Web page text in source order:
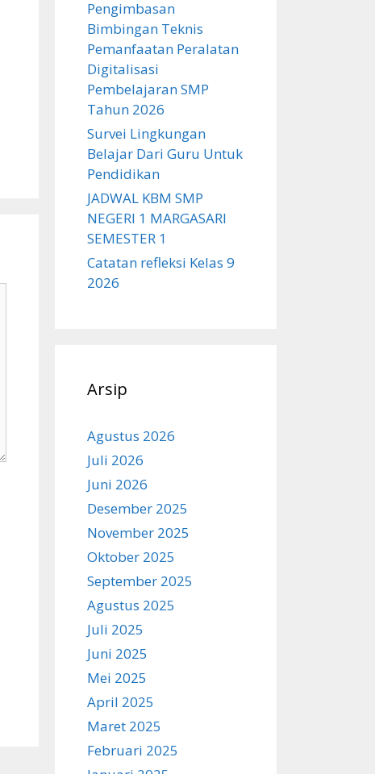
Pengimbasan
Bimbingan Teknis
Pemanfaatan Peralatan
Digitalisasi
Pembelajaran SMP
Tahun 2026
Survei Lingkungan
Belajar Dari Guru Untuk
Pendidikan
JADWAL KBM SMP
NEGERI 1 MARGASARI
SEMESTER 1
Catatan refleksi Kelas 9
2026
Arsip
Agustus 2026
Juli 2026
Juni 2026
Desember 2025
November 2025
Oktober 2025
September 2025
Agustus 2025
Juli 2025
Juni 2025
Mei 2025
April 2025
Maret 2025
Februari 2025